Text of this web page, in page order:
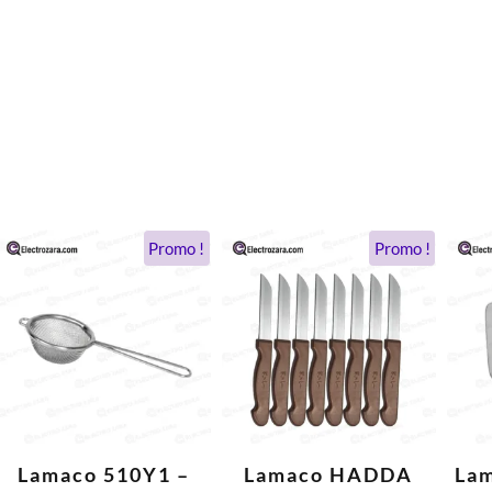
Promo !
Lamaco 510Y1 –
22 DH.
Le
prix
Promo !
Lamaco HADDA
initial
était :
60 DH.
Le
prix
actuel
est :
49 DH.